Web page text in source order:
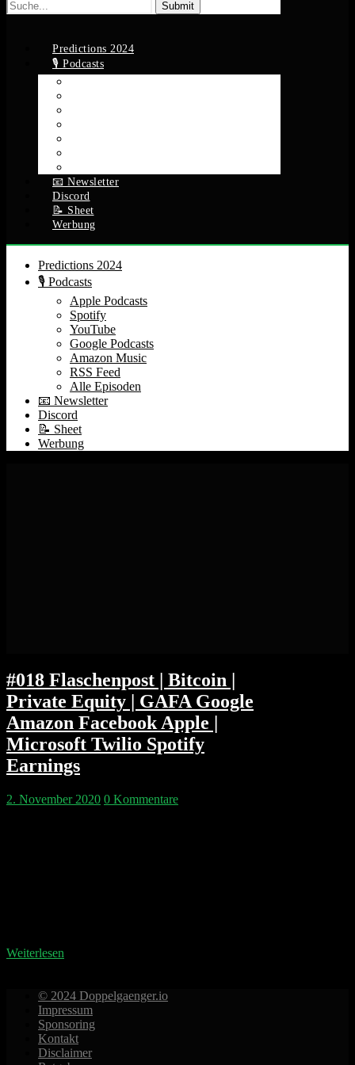
Suche
nach:
Predictions 2024
🎙️ Podcasts
📧 Newsletter
Discord
📝 Sheet
Werbung
Predictions 2024
🎙️ Podcasts
Apple Podcasts
Spotify
YouTube
Google Podcasts
Amazon Music
RSS Feed
Alle Episoden
📧 Newsletter
Discord
📝 Sheet
Werbung
#018 Flaschenpost | Bitcoin |
Private Equity | GAFA Google
Amazon Facebook Apple |
Microsoft Twilio Spotify
Earnings
2. November 2020 0 Kommentare
Weiterlesen
© 2024 Doppelgaenger.io
Impressum
Sponsoring
Kontakt
Disclaimer